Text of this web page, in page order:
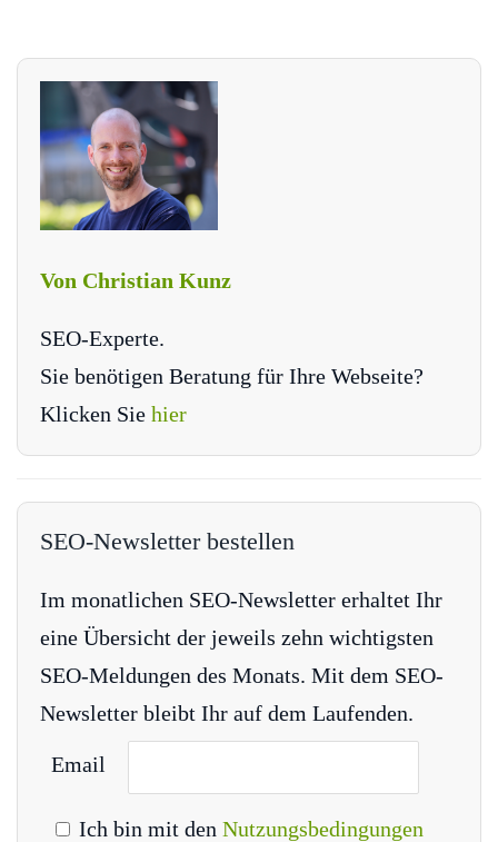
Von Christian Kunz
SEO-Experte.
Sie benötigen Beratung für Ihre Webseite?
Klicken Sie hier
SEO-Newsletter bestellen
Im monatlichen SEO-Newsletter erhaltet Ihr
eine Übersicht der jeweils zehn wichtigsten
SEO-Meldungen des Monats. Mit dem SEO-
Newsletter bleibt Ihr auf dem Laufenden.
Email
Ich bin mit den Nutzungsbedingungen